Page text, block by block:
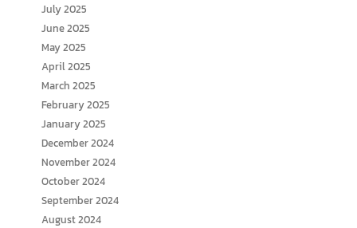
July 2025
June 2025
May 2025
April 2025
March 2025
February 2025
January 2025
December 2024
November 2024
October 2024
September 2024
August 2024